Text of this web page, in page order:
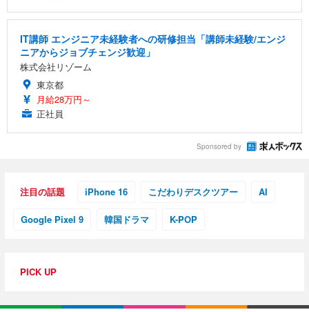
IT講師 エンジニア未経験者への研修担当「講師未経験/エンジ
ニアからジョブチェンジ歓迎」
株式会社リゾーム
東京都
月給28万円～
正社員
Sponsored by
注目の話題 iPhone 16 こだわりデスクツアー AI
Google Pixel 9 韓国ドラマ K-POP
PICK UP